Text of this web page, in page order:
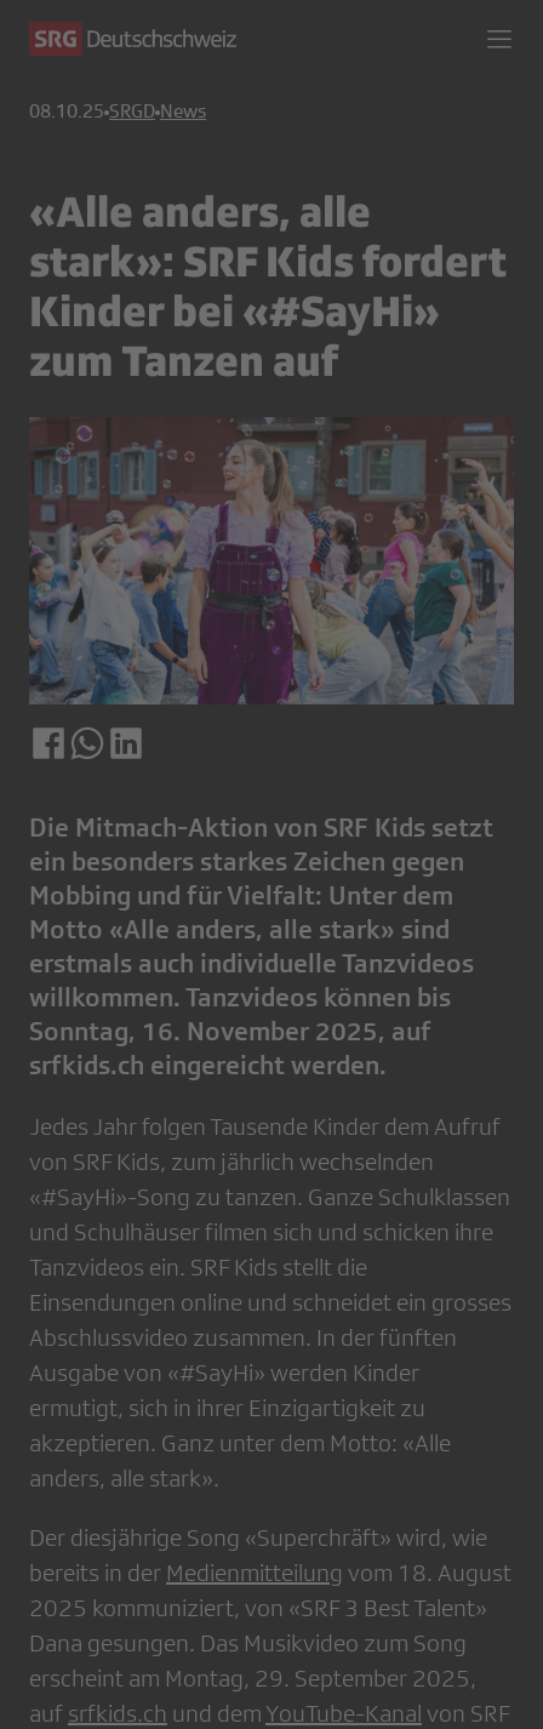
08.10.25 SRGD News
«Alle anders, alle
stark»: SRF Kids fordert
Kinder bei «#SayHi»
zum Tanzen auf
Die Mitmach-Aktion von SRF Kids setzt
ein besonders starkes Zeichen gegen
Mobbing und für Vielfalt: Unter dem
Motto «Alle anders, alle stark» sind
erstmals auch individuelle Tanzvideos
willkommen. Tanzvideos können bis
Sonntag, 16. November 2025, auf
srfkids.ch eingereicht werden.
Jedes Jahr folgen Tausende Kinder dem Aufruf
von SRF Kids, zum jährlich wechselnden
«#SayHi»-Song zu tanzen. Ganze Schulklassen
und Schulhäuser filmen sich und schicken ihre
Tanzvideos ein. SRF Kids stellt die
Einsendungen online und schneidet ein grosses
Abschlussvideo zusammen. In der fünften
Ausgabe von «#SayHi» werden Kinder
ermutigt, sich in ihrer Einzigartigkeit zu
akzeptieren. Ganz unter dem Motto: «Alle
anders, alle stark».
Der diesjährige Song «Superchräft» wird, wie
bereits in der Medienmitteilung vom 18. August
2025 kommuniziert, von «SRF 3 Best Talent»
Dana gesungen. Das Musikvideo zum Song
erscheint am Montag, 29. September 2025,
auf srfkids.ch und dem YouTube-Kanal von SRF